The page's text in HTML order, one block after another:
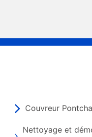
Couvreur
Nettoyage et